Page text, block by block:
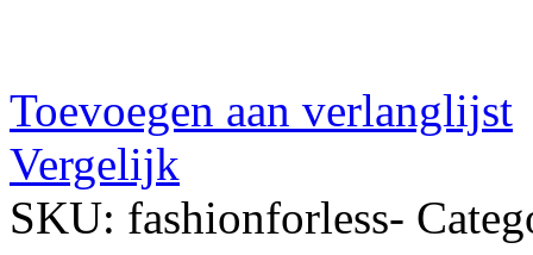
Toevoegen aan verlanglijst
Vergelijk
SKU: fashionforless-